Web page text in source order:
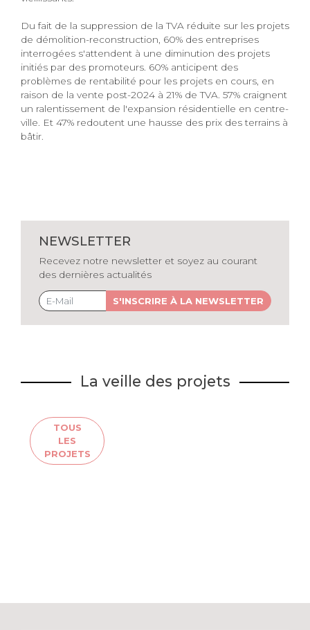
Du fait de la suppression de la TVA réduite sur les projets
de démolition-reconstruction, 60% des entreprises
interrogées s'attendent à une diminution des projets
initiés par des promoteurs. 60% anticipent des
problèmes de rentabilité pour les projets en cours, en
raison de la vente post-2024 à 21% de TVA. 57% craignent
un ralentissement de l'expansion résidentielle en centre-
ville. Et 47% redoutent une hausse des prix des terrains à
bâtir.
NEWSLETTER
Recevez notre newsletter et soyez au courant
des dernières actualités
S'INSCRIRE À LA NEWSLETTER
La veille des projets
TOUS
LES
PROJETS